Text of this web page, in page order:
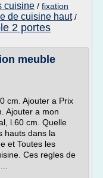
cuisine / fixation
de cuisine haut/
2 portes
meuble
cm. Ajouter a Prix
Ajouter a mon
l.60 cm. Quelle
hauts dans la
et Toutes les
Ces regles de